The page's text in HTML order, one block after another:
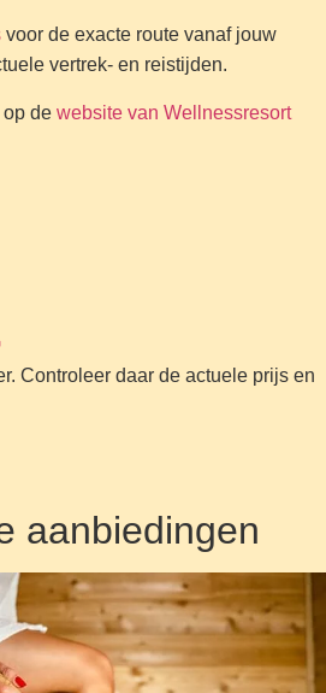
voor de exacte route vanaf jouw
vertrek- en reistijden.
op de website van Wellnessresort
Controleer daar de actuele prijs en
aanbiedingen